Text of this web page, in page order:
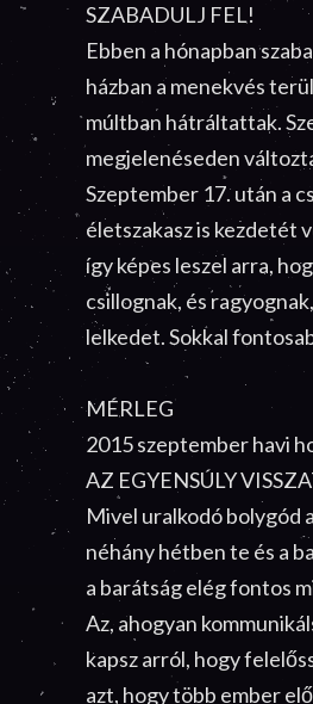
SZABADULJ FEL!
Ebben a hónapban
házban a menekvés
múltban hátráltattak.
megjelenéseden
Szeptember 17. után a
életszakasz is kezdetét
így képes leszel arra,
csillognak, és
lelkedet. Sokkal
MÉRLEG
2015 szeptember havi
AZ EGYENSÚLY
Mivel uralkodó bolygód
néhány hétben te és a
a barátság elég fontos
Az, ahogyan
kapsz arról, hogy
azt, hogy több ember